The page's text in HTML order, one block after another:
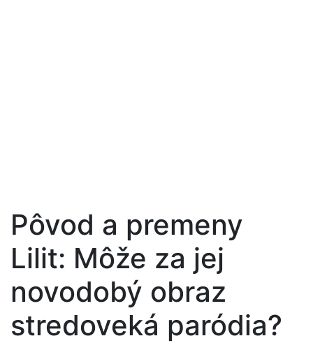
Pôvod a premeny
Lilit: Môže za jej
novodobý obraz
stredoveká paródia?